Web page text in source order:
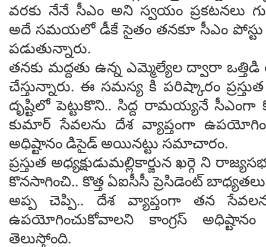
వరకు నేనే సీఎం అని స్వ‌యం ప్ర‌క‌ట‌న‌లు
అదే సమయలో డీకే సైతం త‌న‌కూ సీఎం పోస్టు
ప‌డుతున్నారు.
తనకు మద్దతు ఉన్న ఎమ్మెల్యేల ద్వారా
చేస్తున్నారు. ఈ సమస్య కి పరిష్కారం
దృష్టిలో పెట్టుకొని.. సిద్ద రామయ్యనే సీఎంగా
కుమార్ సేవలను దేశ వ్యాప్తంగా
అధిష్టానం డిసైడ్ అయినట్టు స‌మాచారం.
ప్ర‌స్తుత అధ్య‌క్షుడుమల్లికార్జున ఖర్గె ని
కొనసాగించి.. కొత్త‌ ఏఐసీసీ ప్రెసిడెంట్
అప్ప చెప్పి.. దేశ వ్యాప్తంగా తన
ఉపయోగించుకోవాల‌ని కాంగ్ర‌స్
తెలుస్తోంది.